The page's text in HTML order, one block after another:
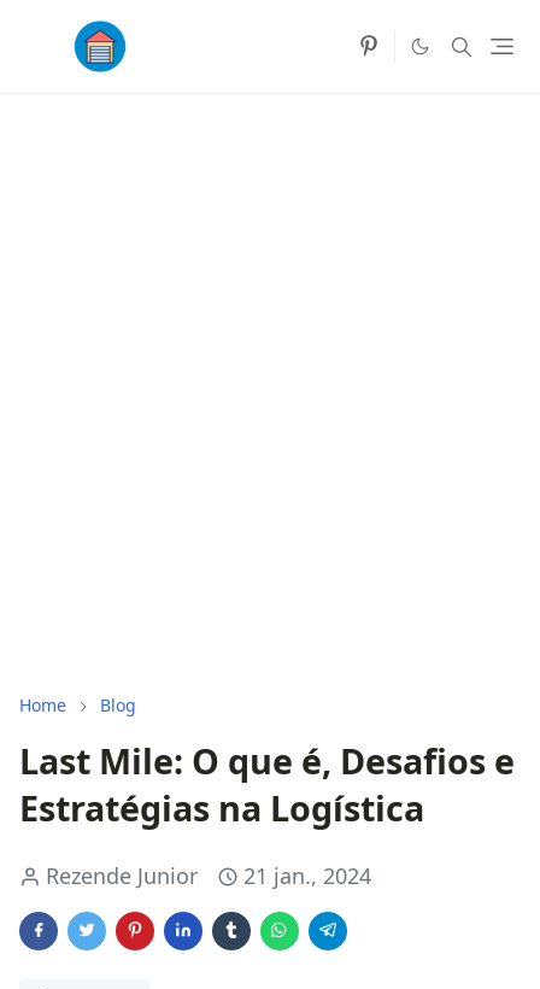
Home Blog
Last Mile: O que é, Desafios e
Estratégias na Logística
Rezende Junior 21 jan., 2024